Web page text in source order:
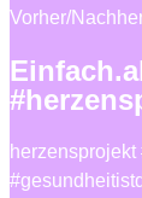
Vorher/